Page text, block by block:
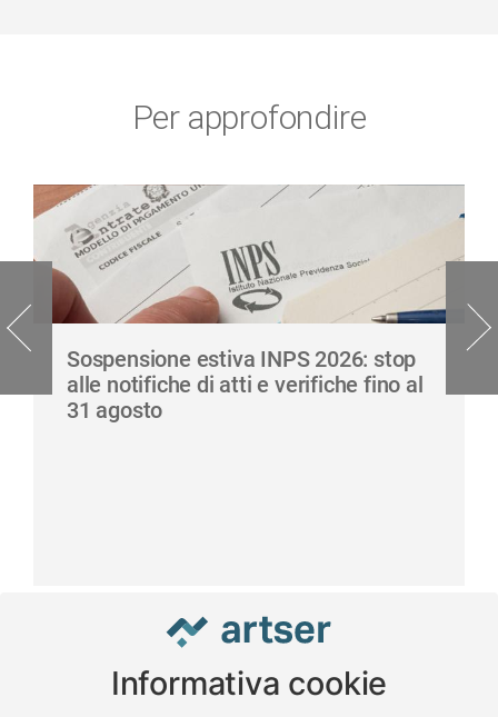
Per approfondire
Sospensione estiva INPS 2026: stop
alle notifiche di atti e verifiche fino al
31 agosto
Informativa cookie